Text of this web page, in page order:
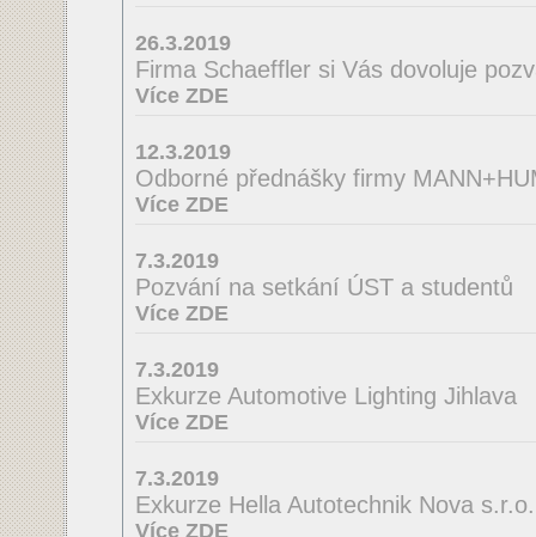
26.3.2019
Firma Schaeffler si Vás dovoluje
Více ZDE
12.3.2019
Odborné přednášky firmy
Více ZDE
7.3.2019
Pozvání na setkání ÚST a studentů
Více ZDE
7.3.2019
Exkurze Automotive Lighting Jihlava
Více ZDE
7.3.2019
Exkurze Hella Autotechnik Nova
Více ZDE